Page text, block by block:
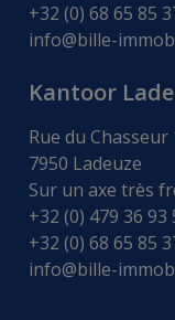
+32 (0) 68 65 85
info@bille-
Kantoor
Rue du Chasseur
7950 Ladeuze
Sur un axe très
+32 (0) 479 36 93
+32 (0) 68 65 85
info@bille-